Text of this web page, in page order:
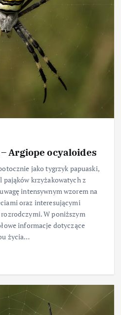
Argiope ocyaloides
jako tygrzyk papuaski,
krzyżakowatych z
intensywnym wzorem na
oraz interesującymi
W poniższym
informacje dotyczące
życia…